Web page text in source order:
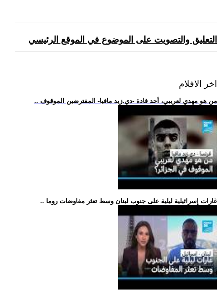
التعليق والتصويت على الموضوع في الموقع الرئيسي
اخر الافلام
.. من هو مهدي لعريبي، أحد قادة -دي.زيد مافيا- المفترضين الموقوف
.. غارات إسرائيلية ليلية على جنوب لبنان وسط تعثر مفاوضات روما